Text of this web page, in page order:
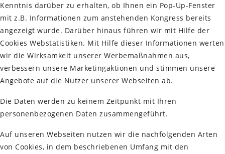
Kenntnis darüber zu erhalten, ob Ihnen ein Pop-Up-Fenster
mit z.B. Informationen zum anstehenden Kongress bereits
angezeigt wurde. Darüber hinaus führen wir mit Hilfe der
Cookies Webstatistiken. Mit Hilfe dieser Informationen werten
wir die Wirksamkeit unserer Werbemaßnahmen aus,
verbessern unsere Marketingaktionen und stimmen unsere
Angebote auf die Nutzer unserer Webseiten ab.
Die Daten werden zu keinem Zeitpunkt mit Ihren
personenbezogenen Daten zusammengeführt.
Auf unseren Webseiten nutzen wir die nachfolgenden Arten
von Cookies, in dem beschriebenen Umfang mit den